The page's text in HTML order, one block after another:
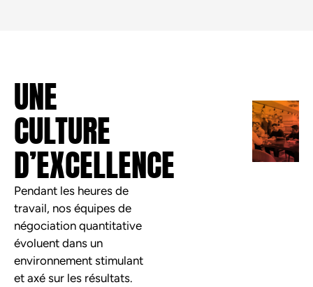
UNE
CULTURE
D’EXCELLENCE
Pendant les heures de
travail, nos équipes de
négociation quantitative
évoluent dans un
environnement stimulant
et axé sur les résultats.